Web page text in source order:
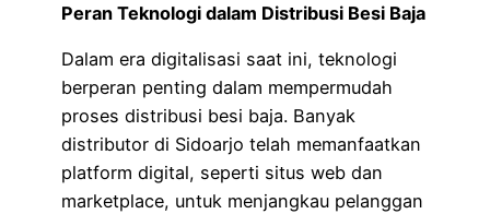
Peran Teknologi dalam Distribusi Besi Baja
Dalam era digitalisasi saat ini, teknologi
berperan penting dalam mempermudah
proses distribusi besi baja. Banyak
distributor di Sidoarjo telah memanfaatkan
platform digital, seperti situs web dan
marketplace, untuk menjangkau pelanggan